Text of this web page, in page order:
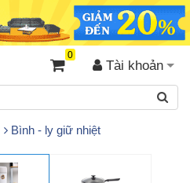
Tài khoản
0
Bình - ly giữ nhiệt